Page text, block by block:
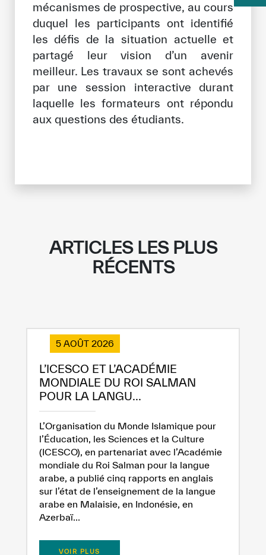
mécanismes de prospective, au cours
duquel les participants ont identifié
les défis de la situation actuelle et
partagé leur vision d’un avenir
meilleur. Les travaux se sont achevés
par une session interactive durant
laquelle les formateurs ont répondu
aux questions des étudiants.
ARTICLES LES PLUS
RÉCENTS
5 AOÛT 2026
L’ICESCO ET L’ACADÉMIE
MONDIALE DU ROI SALMAN
POUR LA LANGU...
L’Organisation du Monde Islamique pour
l’Éducation, les Sciences et la Culture
(ICESCO), en partenariat avec l’Académie
mondiale du Roi Salman pour la langue
arabe, a publié cinq rapports en anglais
sur l’état de l’enseignement de la langue
arabe en Malaisie, en Indonésie, en
Azerbaï...
VOIR PLUS